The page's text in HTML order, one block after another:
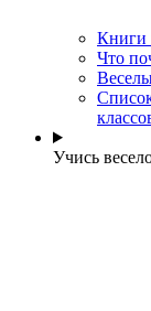
Книги
Что
Учись